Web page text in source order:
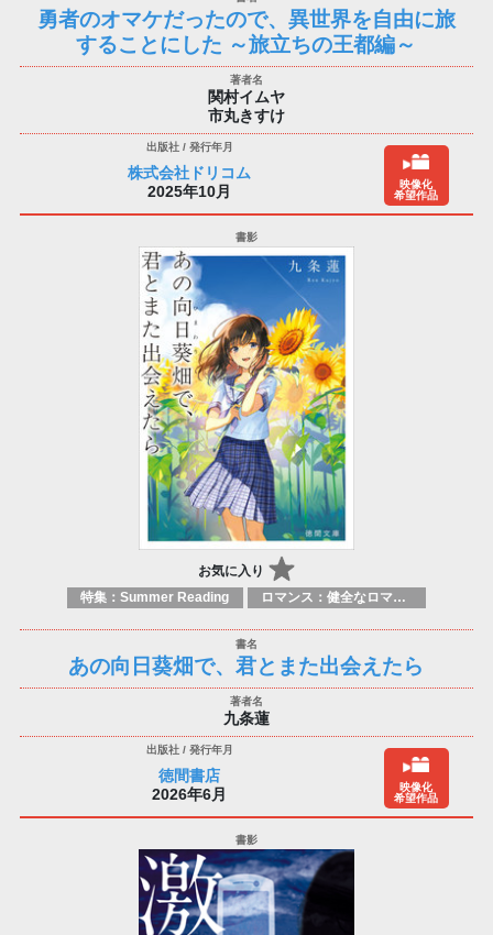
勇者のオマケだったので、異世界を自由に旅
することにした ～旅立ちの王都編～
関村イムヤ
市丸きすけ
株式会社ドリコム
2025年10月
映像化
希望作品
お気に入り
特集：Summer Reading ロマンス：健全なロマンス
あの向日葵畑で、君とまた出会えたら
九条蓮
徳間書店
2026年6月
映像化
希望作品